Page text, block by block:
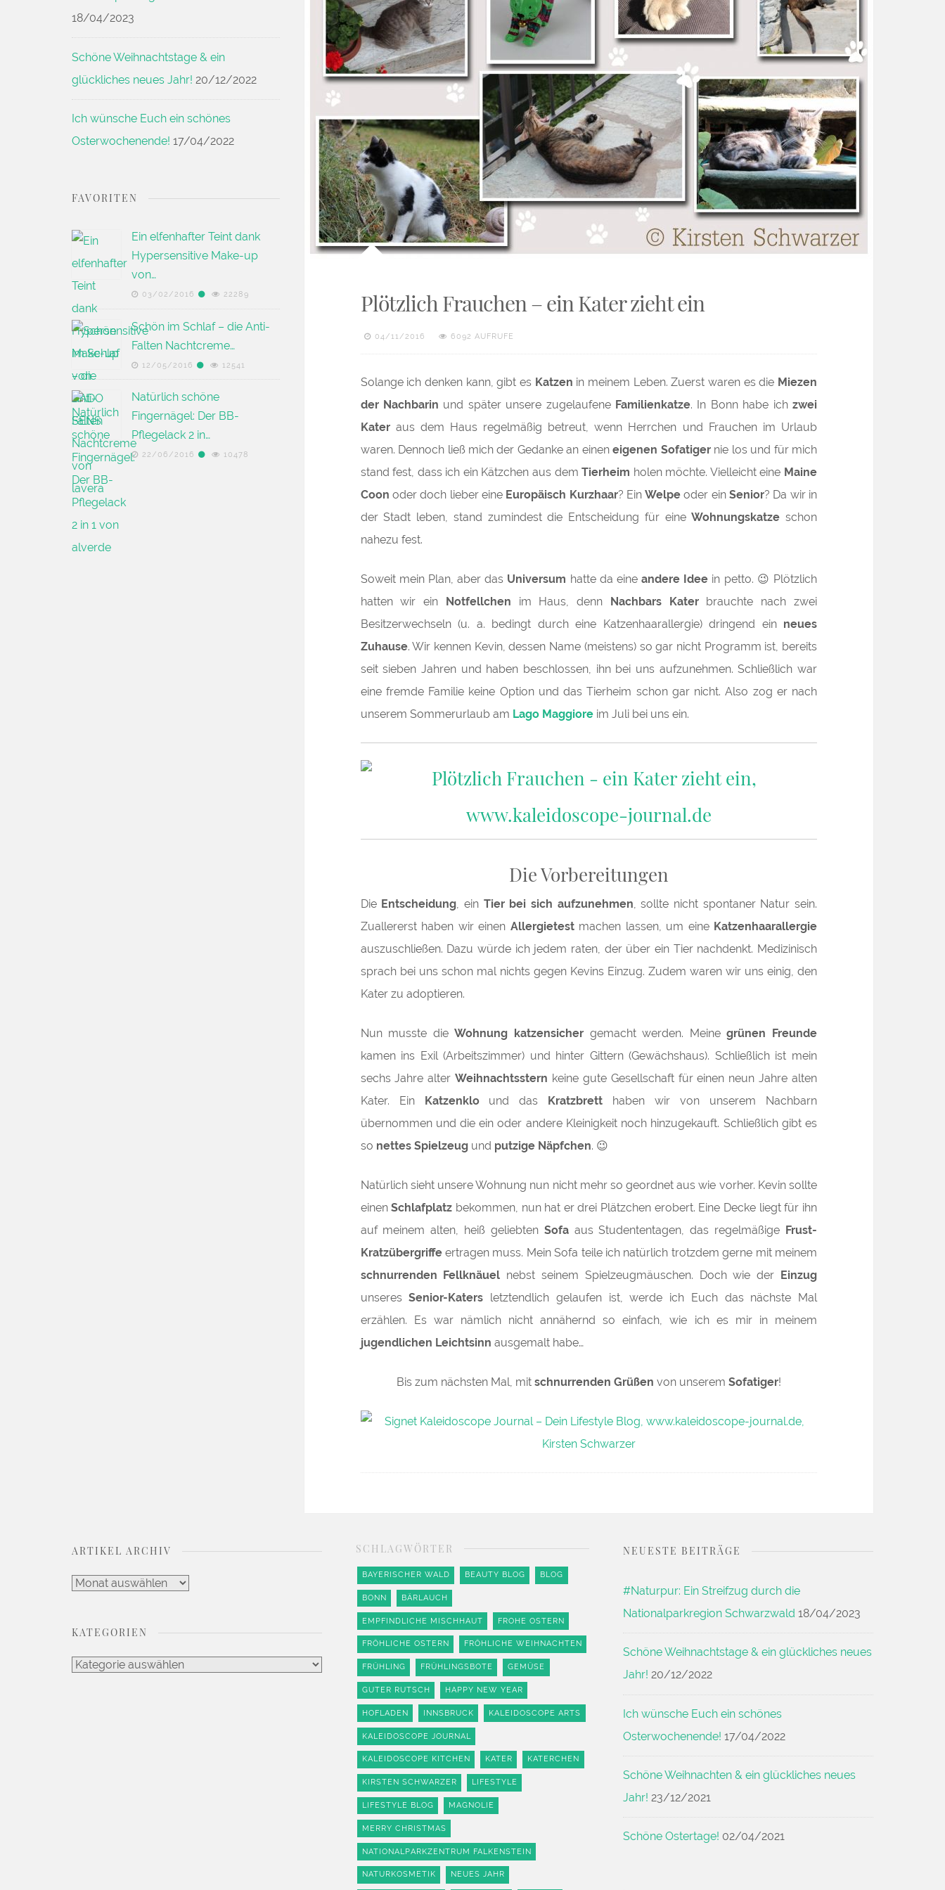
Plötzlich Frauchen – ein Kater zieht ein
04/11/2016 6092 AUFRUFE
Solange ich denken kann, gibt es Katzen in meinem Leben. Zuerst waren es die Miezen
der Nachbarin und später unsere zugelaufene Familienkatze. In Bonn habe ichzwei
Kateraus dem Haus regelmäßig betreut, wenn Herrchen und Frauchen im Urlaub
waren. Dennoch ließ mich der Gedanke an eineneigenen Sofatigernie los und für mich
stand fest, dass ich ein Kätzchen aus demTierheim holen möchte. Vielleicht eine Maine
Coon oder doch lieber eine Europäisch Kurzhaar? EinWelpe oder einSenior? Da wir in
der Stadt leben, stand zumindest die Entscheidung für eineWohnungskatze schon
nahezu fest.
Soweit mein Plan, aber das Universum hatte da eineandere Idee in petto. 😉 Plötzlich
hatten wir ein
Notfellchen im Haus, denn Nachbars Katerbrauchte nach zwei
Besitzerwechseln (u. a. bedingt durch eine Katzenhaarallergie) dringend ein neues
Zuhause. Wir kennen Kevin, dessen Name (meistens) so gar nicht Programm ist, bereits
seit sieben Jahren und haben beschlossen, ihn bei uns aufzunehmen. Schließlich war
eine fremde Familie keine Option und das Tierheim schon gar nicht. Also zog er nach
unserem Sommerurlaub am Lago Maggioreim Juli bei uns ein.
Die Vorbereitungen
Die Entscheidung, ein Tier bei sich aufzunehmen, sollte nicht spontaner Natur sein.
Zuallererst haben wir einen Allergietestmachen lassen, um eine Katzenhaarallergie
auszuschließen. Dazu würde ich jedem raten, der über ein Tier nachdenkt. Medizinisch
sprach bei uns schon mal nichts gegen Kevins Einzug. Zudem waren wir uns einig, den
Kater zu adoptieren.
Nun musste dieWohnung katzensicher gemacht werden. Meinegrünen Freunde
kamen ins Exil (Arbeitszimmer) und hinter Gittern (Gewächshaus). Schließlich ist mein
sechs Jahre alterWeihnachtsstern keine gute Gesellschaft für einen neun Jahre alten
Kater. Ein
Katzenklound das Kratzbrett haben wir von unserem Nachbarn
übernommen und die ein oder andere Kleinigkeit noch hinzugekauft. Schließlich gibt es
so nettes Spielzeugund putzige Näpfchen. 😉
Natürlich sieht unsere Wohnung nun nicht mehr so geordnet aus wie vorher. Kevin sollte
einenSchlafplatz bekommen, nun hat er drei Plätzchen erobert. Eine Decke liegt für ihn
auf meinem alten, heiß geliebten Sofa aus Studententagen, das regelmäßige Frust-
Kratzübergriffeertragen muss. Mein Sofa teile ich natürlich trotzdem gerne mit meinem
schnurrenden Fellknäuel nebst seinem Spielzeugmäuschen. Doch wie der
Einzug
unseresSenior-Katers letztendlich gelaufen ist, werde ich Euch das nächste Mal
erzählen. Es war nämlich nicht annähernd so einfach, wie ich es mir in meinem
jugendlichen Leichtsinn ausgemalt habe…
Bis zum nächsten Mal, mit schnurrenden Grüßen von unserem Sofatiger!
18/04/2023
Schöne Weihnachtstage & ein
glückliches neues Jahr! 20/12/2022
Ich wünsche Euch ein schönes
Osterwochenende! 17/04/2022
FAVORITEN
Ein elfenhafter Teint dank
Hypersensitive Make-up
von…
03/02/2016 22289
Schön im Schlaf – die Anti-
Falten Nachtcreme…
12/05/2016 12541
Natürlich schöne
Fingernägel: Der BB-
Pflegelack 2 in…
22/06/2016 10478
ARTIKEL ARCHIV
Artikel
KATEGORIEN
Kategorien
SCHLAGWÖRTER
BAYERISCHER WALD BEAUTY BLOG BLOG
BONN BÄRLAUCH
EMPFINDLICHE MISCHHAUT FROHE OSTERN
FRÖHLICHE OSTERN FRÖHLICHE WEIHNACHTEN
FRÜHLING FRÜHLINGSBOTE GEMÜSE
GUTER RUTSCH HAPPY NEW YEAR
HOFLADEN INNSBRUCK KALEIDOSCOPE ARTS
KALEIDOSCOPE JOURNAL
KALEIDOSCOPE KITCHEN KATER KATERCHEN
KIRSTEN SCHWARZER LIFESTYLE
LIFESTYLE BLOG MAGNOLIE
MERRY CHRISTMAS
NATIONALPARKZENTRUM FALKENSTEIN
NATURKOSMETIK NEUES JAHR
NEUESTE BEITRÄGE
#Naturpur: Ein Streifzug durch die
Nationalparkregion Schwarzwald 18/04/2023
Schöne Weihnachtstage & ein glückliches neues
Jahr! 20/12/2022
Ich wünsche Euch ein schönes
Osterwochenende! 17/04/2022
Schöne Weihnachten & ein glückliches neues
Jahr! 23/12/2021
Schöne Ostertage! 02/04/2021